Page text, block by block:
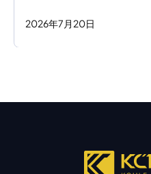
2026年7 月 20日